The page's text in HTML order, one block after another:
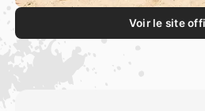
Voir le site